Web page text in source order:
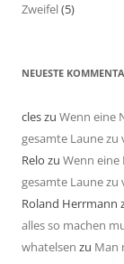
Zweifel(5)
NEUESTE
cleszu Wenn eine
gesamte Laune
Relo zu Wenn
gesamte Laune
Roland Herrmann
alles so machen
whatelsen zu Man